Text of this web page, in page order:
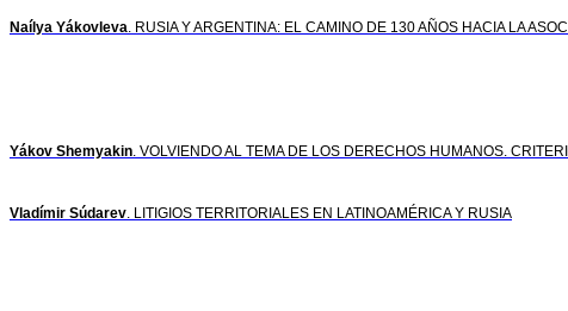
Naílya Yákovleva. RUSIA Y ARGENTINA: EL CAMINO DE 130 AÑOS HACIA LA
Yákov Shemyakin. VOLVIENDO AL TEMA DE LOS DERECHOS HUMANOS.
Vladímir Súdarev. LITIGIOS TERRITORIALES EN LATINOAMÉRICA Y RUSIA